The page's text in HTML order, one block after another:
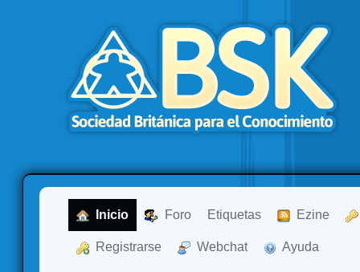
Inicio Foro Etiquetas Ezine
Registrarse Webchat Ayuda